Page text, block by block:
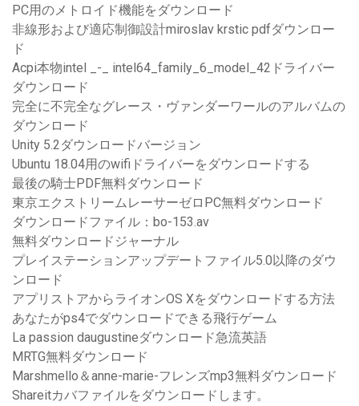
PC用のメトロイド機能をダウンロード
非線形および適応制御設計miroslav krstic pdfダウンロー
ド
Acpi本物intel _-_ intel64_family_6_model_42ドライバー
ダウンロード
完全に不完全なグレース・ヴァンダーワールのアルバムの
ダウンロード
Unity 5.2ダウンロードバージョン
Ubuntu 18.04用のwifiドライバーをダウンロードする
最後の騎士PDF無料ダウンロード
東京エクストリームレーサーゼロPC無料ダウンロード
ダウンロードファイル：bo-153.av
無料ダウンロードジャーナル
プレイステーションアップデートファイル5.0以降のダウ
ンロード
アプリストアからライオンOS Xをダウンロードする方法
あなたがps4でダウンロードできる飛行ゲーム
La passion daugustineダウンロード急流英語
MRTG無料ダウンロード
Marshmello＆anne-marie-フレンズmp3無料ダウンロード
Shareitカバファイルをダウンロードします。